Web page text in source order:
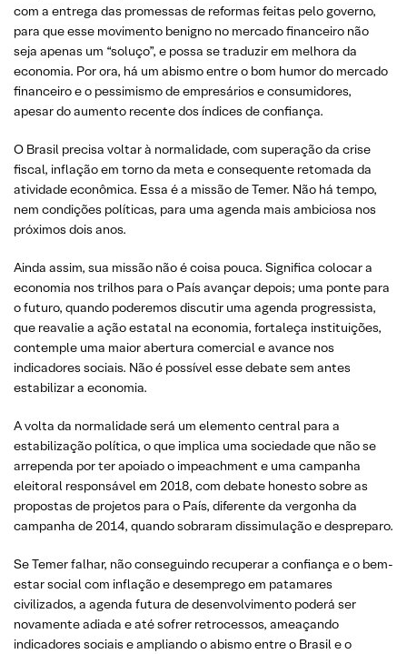
com a entrega das promessas de reformas feitas pelo governo,
para que esse movimento benigno no mercado financeiro não
seja apenas um “soluço”, e possa se traduzir em melhora da
economia. Por ora, há um abismo entre o bom humor do mercado
financeiro e o pessimismo de empresários e consumidores,
apesar do aumento recente dos índices de confiança.
O Brasil precisa voltar à normalidade, com superação da crise
fiscal, inflação em torno da meta e consequente retomada da
atividade econômica. Essa é a missão de Temer. Não há tempo,
nem condições políticas, para uma agenda mais ambiciosa nos
próximos dois anos.
Ainda assim, sua missão não é coisa pouca. Significa colocar a
economia nos trilhos para o País avançar depois; uma ponte para
o futuro, quando poderemos discutir uma agenda progressista,
que reavalie a ação estatal na economia, fortaleça instituições,
contemple uma maior abertura comercial e avance nos
indicadores sociais. Não é possível esse debate sem antes
estabilizar a economia.
A volta da normalidade será um elemento central para a
estabilização política, o que implica uma sociedade que não se
arrependa por ter apoiado o impeachment e uma campanha
eleitoral responsável em 2018, com debate honesto sobre as
propostas de projetos para o País, diferente da vergonha da
campanha de 2014, quando sobraram dissimulação e despreparo.
Se Temer falhar, não conseguindo recuperar a confiança e o bem-
estar social com inflação e desemprego em patamares
civilizados, a agenda futura de desenvolvimento poderá ser
novamente adiada e até sofrer retrocessos, ameaçando
indicadores sociais e ampliando o abismo entre o Brasil e o